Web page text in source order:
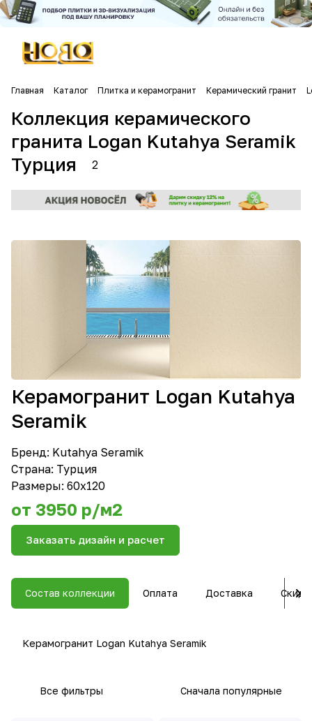
Главная Каталог Плитка и керамогранит Керамический гранит
Коллекция керамического
гранита Logan Kutahya Seramik
Турция
2
Керамогранит Logan Kutahya
Seramik
Бренд: Kutahya Seramik
Страна: Турция
Размеры: 60х120
от 3950 р/м2
Заказать дизайн и расчет
Состав коллекции Оплата Доставка
Керамогранит Logan Kutahya Seramik
Все фильтры Сначала популярные